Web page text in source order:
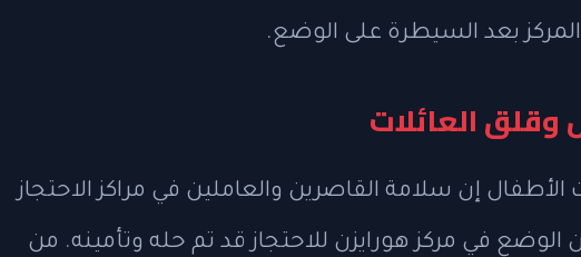
بعد السيطرة على الوضع.
وقلق العائلات
إن سلامة القاصرين والعاملين في مراكز الاحتجاز
الوضع في مركز هورايزن للاحتجاز قد تم حله وتأمينه. من